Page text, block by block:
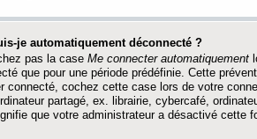
je automatiquement déconnecté ?
pas la case Me connecter automatiquement
que pour une période prédéfinie. Cette
connecté, cochez cette case lors de votre
partagé, ex. librairie, cybercafé,
que votre administrateur a désactivé cette